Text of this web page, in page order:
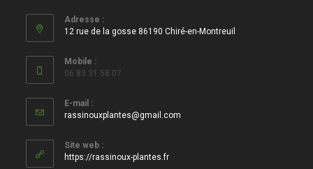
Adresse :
12 rue de la gosse 86190 Chiré-en-Montreuil
Mobile :
06 83 31 58 07
E-mail :
rassinouxplantes@gmail.com
Site web :
https://rassinoux-plantes.fr